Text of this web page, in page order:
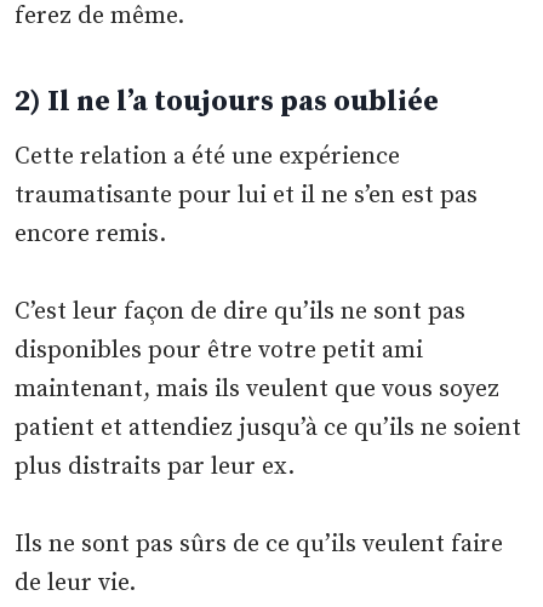
ferez de même.
2) Il ne l’a toujours pas oubliée
Cette relation a été une expérience
traumatisante pour lui et il ne s’en est pas
encore remis.
C’est leur façon de dire qu’ils ne sont pas
disponibles pour être votre petit ami
maintenant, mais ils veulent que vous soyez
patient et attendiez jusqu’à ce qu’ils ne soient
plus distraits par leur ex.
Ils ne sont pas sûrs de ce qu’ils veulent faire
de leur vie.